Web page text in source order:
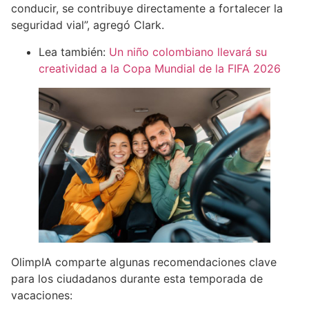
conducir, se contribuye directamente a fortalecer la
seguridad vial”, agregó Clark.
Lea también: Un niño colombiano llevará su
creatividad a la Copa Mundial de la FIFA 2026
OlimpIA comparte algunas recomendaciones clave
para los ciudadanos durante esta temporada de
vacaciones: